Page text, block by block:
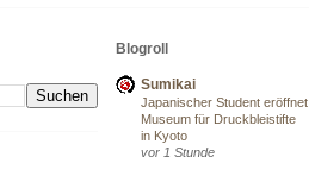
Blogroll
Sumikai
Japanischer Student eröffnet
Museum für Druckbleistifte
in Kyoto
vor 1 Stunde